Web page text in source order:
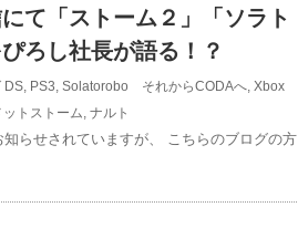
て「ストーム２」「ソラト
ろし社長が語る！？
DS, PS3, Solatorobo それからCODAへ, Xbox
トストーム, ナルト
知らせされていますが、 こちらのブログの方